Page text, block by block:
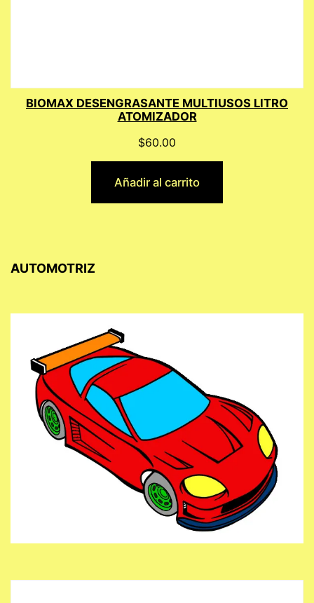
BIOMAX DESENGRASANTE MULTIUSOS LITRO
ATOMIZADOR
$60.00
Añadir al carrito
AUTOMOTRIZ